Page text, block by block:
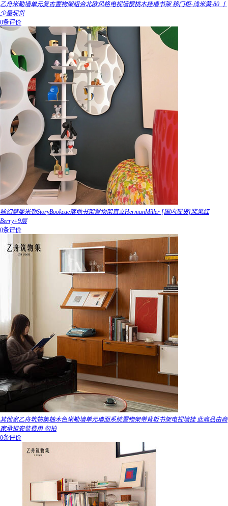
乙舟米勒墙单元复古置物架组合北欧风格电视墙樱桃木挂墙书架 移门柜-浅米黄-80 丨
少量现货
0条评价
咏幻赫曼米勒StoryBookcae落地书架置物架直立HermanMiller [国内现货]浆果红
Berry+9层
0条评价
其他家乙舟筑物集柚木色米勒墙单元墙面系统置物架带背板书架电视墙挂 此商品由商
家承担安装费用 勿拍
0条评价